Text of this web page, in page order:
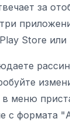
за
Store
меню
с формата